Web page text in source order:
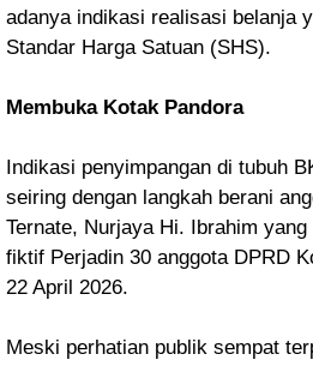
adanya indikasi realisasi belanja
Standar Harga Satuan (SHS).
Membuka Kotak Pandora
Indikasi penyimpangan di tubuh
seiring dengan langkah berani
Ternate, Nurjaya Hi. Ibrahim
fiktif Perjadin 30 anggota DPRD
22 April 2026.
Meski perhatian publik sempat